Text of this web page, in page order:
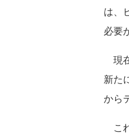
は、
必要
現
新た
から
こ